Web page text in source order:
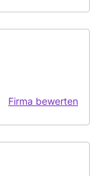
Firma bewerten